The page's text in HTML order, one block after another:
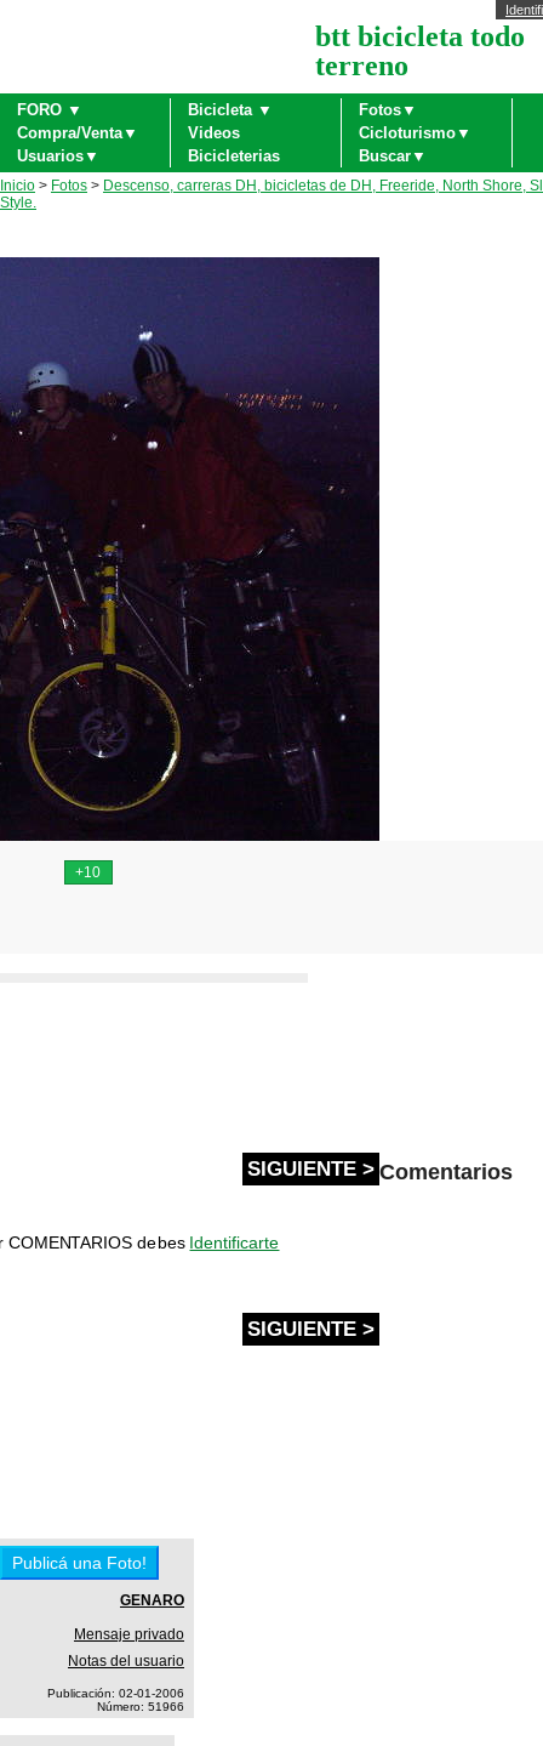
btt bicicleta todo
terreno
FORO ▼ Bicicleta ▼
Fotos▼
Compra/Venta▼
Videos
Cicloturismo▼
Usuarios▼
Bicicleterias Buscar▼
Inicio > Fotos > Descenso, carreras DH, bicicletas de DH, Freeride, North Shore,
Style.
SIGUIENTE > Comentarios
COMENTARIOS debes Identificarte
SIGUIENTE >
GENARO
Mensaje privado
Notas del usuario
Publicación: 02-01-2006
Número: 51966